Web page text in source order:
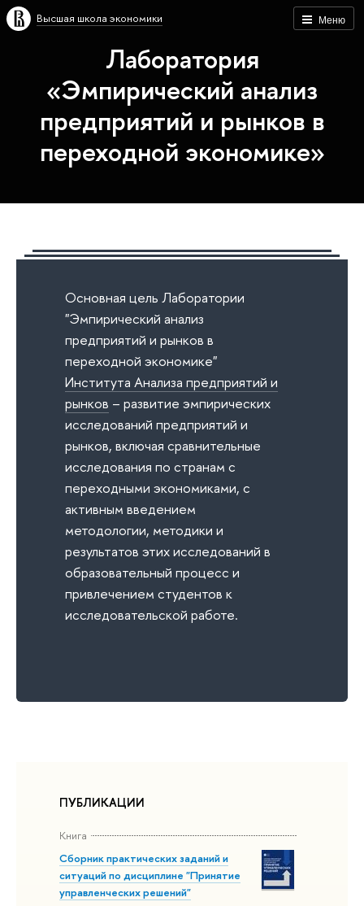
Меню
Высшая школа экономики
Лаборатория
«Эмпирический анализ
предприятий и рынков в
переходной экономике»
ПУБЛИКАЦИИ
Книга
Сборник практических заданий и
ситуаций по дисциплине "Принятие
управленческих решений"
Основная цель Лаборатории
"Эмпирический анализ
предприятий и рынков в
переходной экономике"
Института Анализа предприятий и
рынков – развитие эмпирических
исследований предприятий и
рынков, включая сравнительные
исследования по странам с
переходными экономиками, с
активным введением
методологии, методики и
результатов этих исследований в
образовательный процесс и
привлечением студентов к
исследовательской работе.